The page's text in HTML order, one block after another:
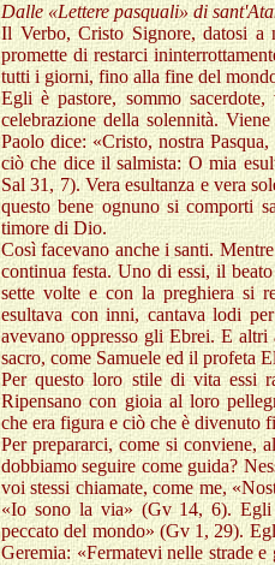
Dalle «Lettere pasquali» di
Il Verbo, Cristo Signore, datosi
promette di restarci
tutti i giorni, fino alla fine del
Egli è pastore, sommo
celebrazione della solennità.
Paolo dice: «Cristo, nostra
ciò che dice il salmista: O mia
Sal 31, 7). Vera esultanza e vera
questo bene ognuno si comporti
timore di Dio.
Così facevano anche i santi.
continua festa. Uno di essi, il
sette volte e con la preghiera si
esultava con inni, cantava lodi
avevano oppresso gli Ebrei. E altri
sacro, come Samuele ed il profeta
Per questo loro stile di vita essi
Ripensano con gioia al loro
che era figura e ciò che è divenuto
Per prepararci, come si conviene,
dobbiamo seguire come guida?
voi stessi chiamate, come me,
«Io sono la via» (Gv 14, 6).
peccato del mondo» (Gv 1, 29).
Geremia: «Fermatevi nelle strade